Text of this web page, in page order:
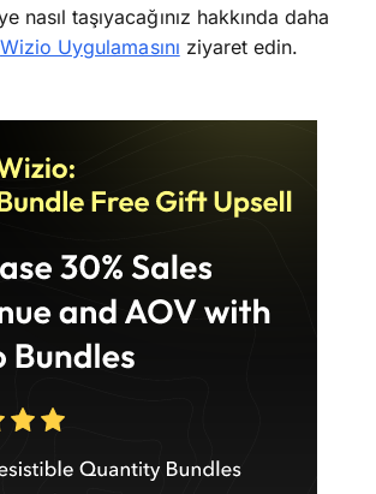
nasıl taşıyacağınız hakkında daha
Wizio Uygulamasını ziyaret edin.